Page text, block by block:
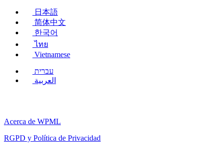
日本語
简体中文
한국어
ไทย
Vietnamese
עברית
العربية
Acerca de WPML
RGPD y Política de Privacidad